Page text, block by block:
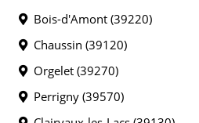
Bois-d'Amont (39220)
Chaussin (39120)
Orgelet (39270)
Perrigny (39570)